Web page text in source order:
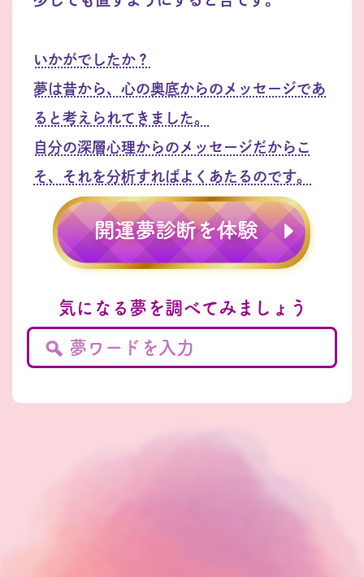
いかがでしたか？
夢は昔から、心の奥底からのメッセージであ
ると考えられてきました。
自分の深層心理からのメッセージだからこ
そ、それを分析すればよくあたるのです。
気になる夢を調べてみましょう